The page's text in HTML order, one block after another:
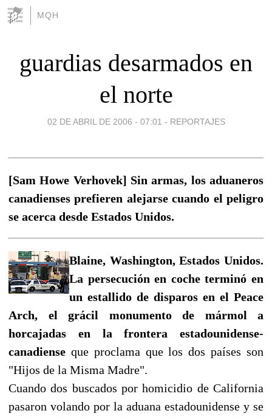
MQH
guardias desarmados en
el norte
02 DE ABRIL DE 2006 - 07:01 - REPORTAJES
[Sam Howe Verhovek] Sin armas, los aduaneros
canadienses prefieren alejarse cuando el peligro
se acerca desde Estados Unidos.
Blaine, Washington, Estados Unidos.
La persecución en coche terminó en
un estallido de disparos en el Peace
Arch, el grácil monumento de mármol a
horcajadas en la frontera estadounidense-
canadiense que proclama que los dos países son
"Hijos de la Misma Madre".
Cuando dos buscados por homicidio de California
pasaron volando por la aduana estadounidense y se